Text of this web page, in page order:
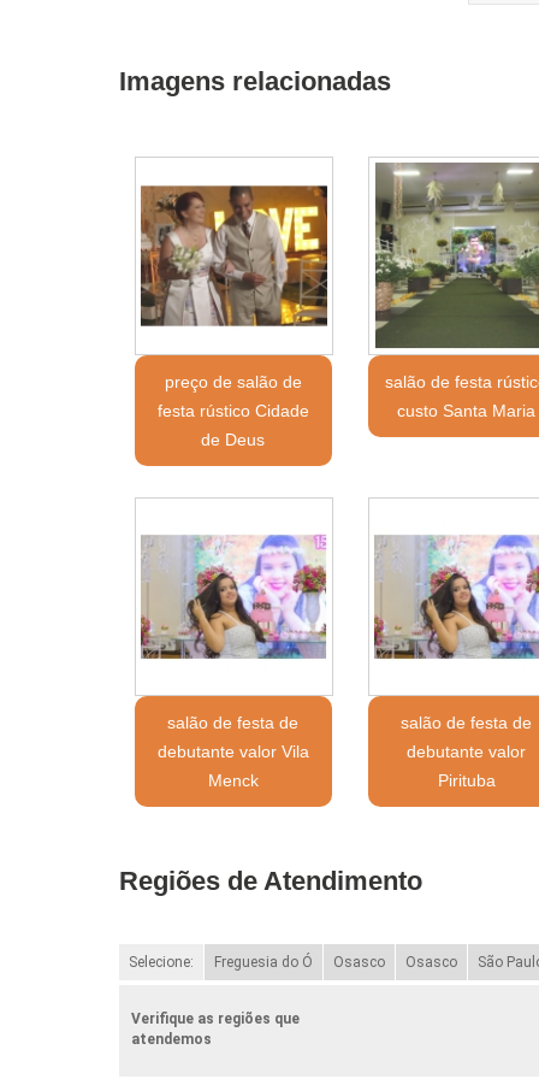
Imagens relacionadas
preço de salão de
festa rústico Cidade
de Deus
salão de festa
custo Santa Maria
salão de festa de
debutante valor Vila
Menck
salão de festa de
debutante valor
Pirituba
Regiões de Atendimento
Selecione: Freguesia do Ó Osasco Osasco São
Verifique as regiões que
atendemos